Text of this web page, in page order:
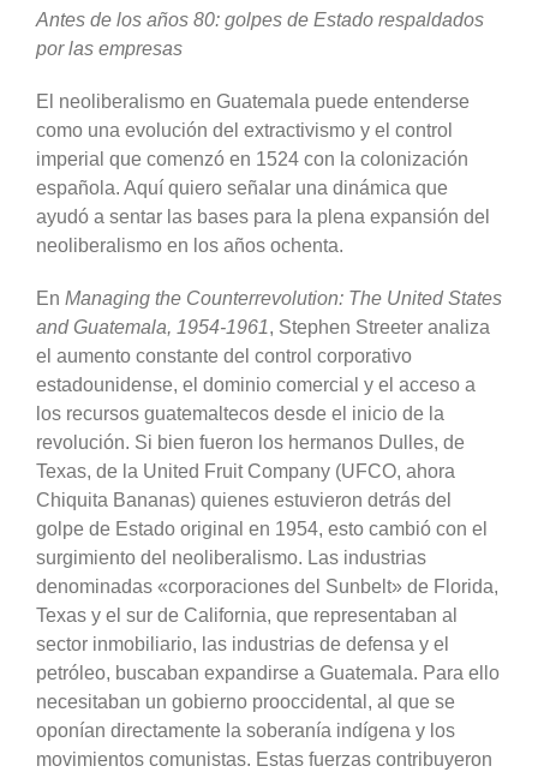
Antes de los años 80: golpes de Estado respaldados
por las empresas
El neoliberalismo en Guatemala puede entenderse
como una evolución del extractivismo y el control
imperial que comenzó en 1524 con la colonización
española. Aquí quiero señalar una dinámica que
ayudó a sentar las bases para la plena expansión del
neoliberalismo en los años ochenta.
En Managing the Counterrevolution: The United States
and Guatemala, 1954-1961, Stephen Streeter analiza
el aumento constante del control corporativo
estadounidense, el dominio comercial y el acceso a
los recursos guatemaltecos desde el inicio de la
revolución. Si bien fueron los hermanos Dulles, de
Texas, de la United Fruit Company (UFCO, ahora
Chiquita Bananas) quienes estuvieron detrás del
golpe de Estado original en 1954, esto cambió con el
surgimiento del neoliberalismo. Las industrias
denominadas «corporaciones del Sunbelt» de Florida,
Texas y el sur de California, que representaban al
sector inmobiliario, las industrias de defensa y el
petróleo, buscaban expandirse a Guatemala. Para ello
necesitaban un gobierno prooccidental, al que se
oponían directamente la soberanía indígena y los
movimientos comunistas. Estas fuerzas contribuyeron